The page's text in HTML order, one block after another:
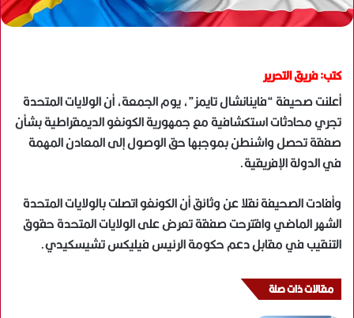
كتب: فريق التحرير
أعلنت صحيفة “فاينانشال تايمز”، يوم الجمعة، أن الولايات المتحدة
تجري محادثات استكشافية مع جمهورية الكونغو الديمقراطية بشأن
صفقة تحصل واشنطن بموجبها حق الوصول إلى المعادن المهمة
في الدولة الإفريقية.
وأفادت الصحيفة نقلا عن وثائق أن الكونغو اتصلت بالولايات المتحدة
الشهر الماضي واقترحت صفقة تعرض على الولايات المتحدة حقوق
التنقيب في مقابل دعم حكومة الرئيس فيليكس تشيسكيدي.
مقالات ذات صلة